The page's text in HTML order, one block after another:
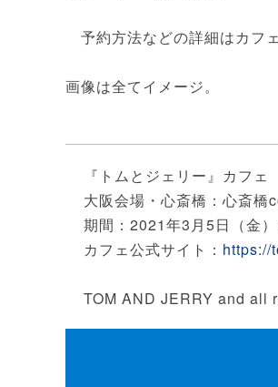
予約方法などの詳細はカフ
画像は全てイメージ。
『トムとジェリー』カフェ
大阪会場・心斎橋：心斎橋
期間：2021年3月5日（金）
カフェ公式サイト： https://
TOM AND JERRY and